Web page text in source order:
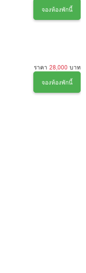
จองห้องพักนี้
ราคา 28,000 บาท
จองห้องพักนี้